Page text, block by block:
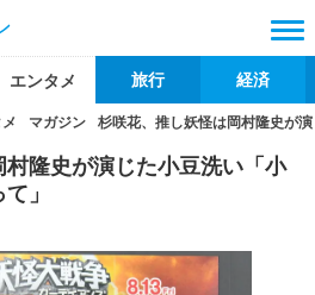
エンタメ 旅行 経済
マガジン 杉咲花、推し妖怪は岡村隆史が
隆史が演じた小豆洗い「小
」